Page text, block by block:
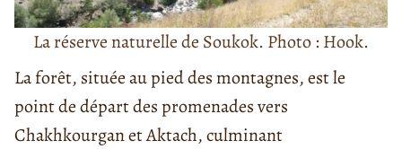
La réserve naturelle de Soukok. Photo : Hook.
La forêt, située au pied des montagnes, est le
point de départ des promenades vers
Chakhkourgan et Aktach, culminant